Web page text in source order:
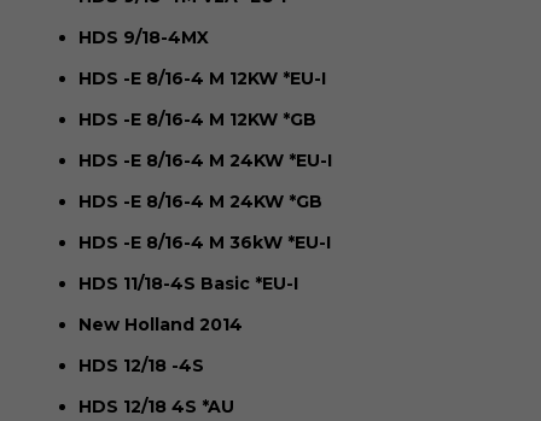
HDS 9/18-4MX
HDS -E 8/16-4 M 12KW *EU-I
HDS -E 8/16-4 M 12KW *GB
HDS -E 8/16-4 M 24KW *EU-I
HDS -E 8/16-4 M 24KW *GB
HDS -E 8/16-4 M 36kW *EU-I
HDS 11/18-4S Basic *EU-I
New Holland 2014
HDS 12/18 -4S
HDS 12/18 4S *AU